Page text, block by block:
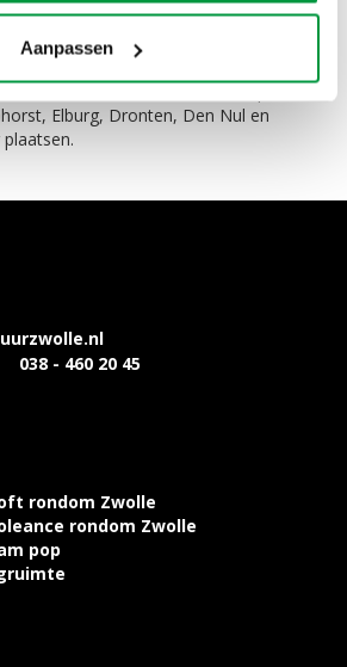
Aanpassen
Wezep, Olst, Genemuiden,
Heerde, Vaassen, Veessen, Epe,
Oudleusen, Zwartsluis, Epe,
Elburg, Dronten, Den Nul en
038 - 460 20 45
rondom Zwolle
rondom Zwolle
pop